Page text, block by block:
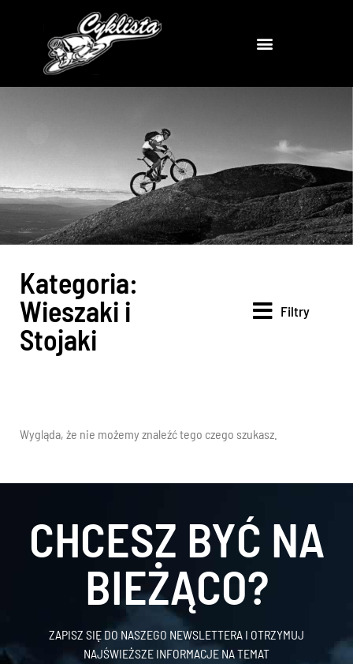
Kategoria:
Wieszaki i
Stojaki
Filtry
Wygląda, że nie możemy znaleźć tego czego szukasz.
CHCESZ BYĆ NA
BIEŻĄCO?
ZAPISZ SIĘ DO NASZEGO NEWSLETTERA I OTRZYMUJ
NAJŚWIEŻSZE INFORMACJE NA TEMAT